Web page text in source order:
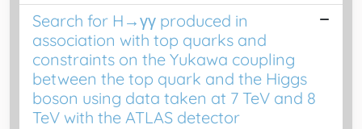
Search for H→γγ produced in
association with top quarks and
constraints on the Yukawa coupling
between the top quark and the Higgs
boson using data taken at 7 TeV and 8
TeV with the ATLAS detector